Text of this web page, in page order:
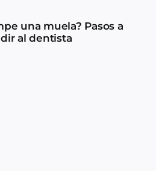
una muela? Pasos a
al dentista